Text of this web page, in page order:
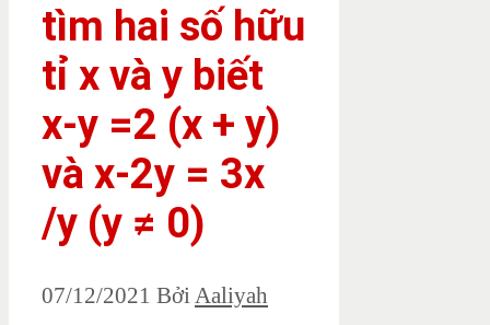
tìm hai số hữu
tỉ x và y biết
x-y =2 (x + y)
và x-2y = 3x
/y (y ≠ 0)
07/12/2021 BởiAaliyah